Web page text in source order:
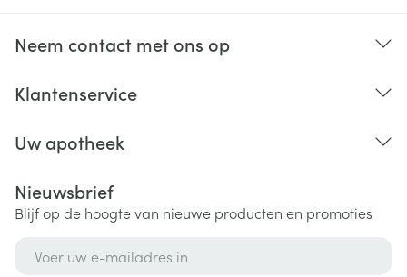
Neem contact met ons op
Klantenservice
Uw apotheek
Nieuwsbrief
Blijf op de hoogte van nieuwe producten en promoties